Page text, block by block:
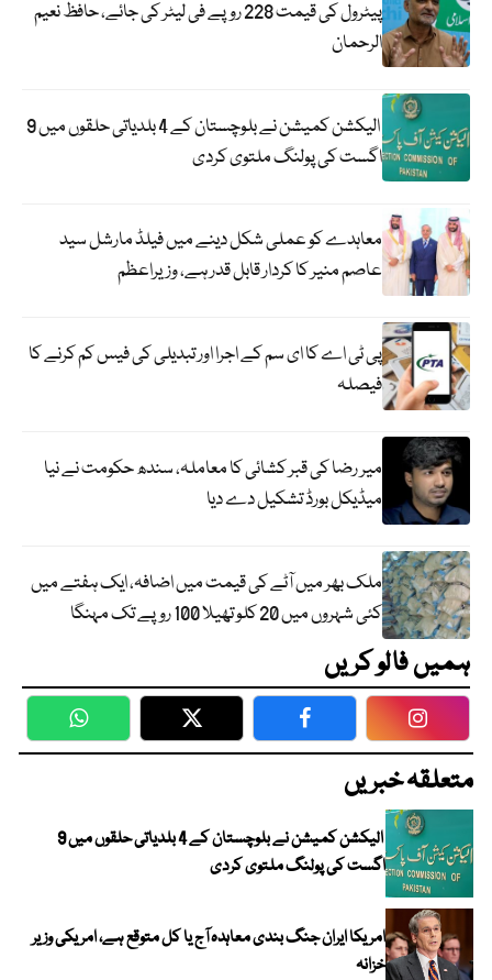
پیٹرول کی قیمت 228 روپے فی لیٹر کی جائے، حافظ نعیم
الرحمان
الیکشن کمیشن نے بلوچستان کے 4 بلدیاتی حلقوں میں 9
اگست کی پولنگ ملتوی کردی
معاہدے کو عملی شکل دینے میں فیلڈ مارشل سید
عاصم منیر کا کردار قابل قدر ہے، وزیراعظم
پی ٹی اے کا ای سم کے اجرا اور تبدیلی کی فیس کم کرنے کا
فیصلہ
میر رضا کی قبر کشائی کا معاملہ، سندھ حکومت نے نیا
میڈیکل بورڈ تشکیل دے دیا
ملک بھر میں آٹے کی قیمت میں اضافہ، ایک ہفتے میں
کئی شہروں میں 20 کلو تھیلا 100 روپے تک مہنگا
ہمیں فالو کریں
WhatsApp Twitter Facebook
متعلقہ خبریں
الیکشن کمیشن نے بلوچستان کے 4 بلدیاتی حلقوں میں 9
اگست کی پولنگ ملتوی کردی
امریکا ایران جنگ بندی معاہدہ آج یا کل متوقع ہے، امریکی وزیر
خزانہ